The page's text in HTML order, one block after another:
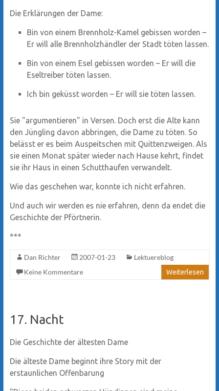
Die Erklärungen der Dame:
Bin von einem Brennholz-Kamel gebissen worden –
Er will alle Brennholzhändler der Stadt töten lassen.
Bin von einem Esel gebissen worden – Er will die
Eseltreiber töten lassen.
Ich bin geküsst worden – Er will sie töten lassen.
Sie "argumentieren" in Versen. Doch erst die Alte kann
den Jüngling davon abbringen, die Dame zu töten. So
belässt er es beim Auspeitschen mit Quittenzweigen. Als
sie einen Monat später wieder nach Hause kehrt, findet
sie ihr Haus in einen Schutthaufen verwandelt.
Wie das geschehen war, konnte ich nicht erfahren.
Und auch wir werden es nie erfahren, denn da endet die
Geschichte der Pförtnerin.
***
Dan Richter 2007-01-23
Lektuereblog
Keine Kommentare
Weiterlesen
17. Nacht
Die Geschichte der ältesten Dame
Die älteste Dame beginnt ihre Story mit der
erstaunlichen Offenbarung